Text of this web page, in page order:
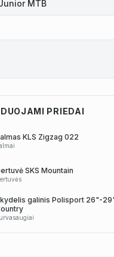
MTB
PRIEDAI
KLS Zigzag 022
SKS Mountain
galinis Polisport 26"-